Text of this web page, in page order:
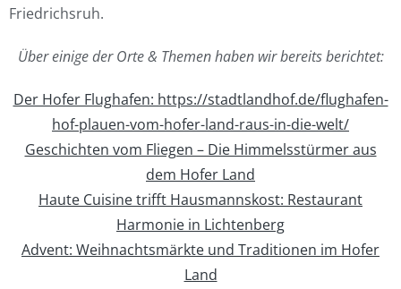
Friedrichsruh.
Über einige der Orte & Themen haben wir bereits berichtet:
Der Hofer Flughafen: https://stadtlandhof.de/flughafen-
hof-plauen-vom-hofer-land-raus-in-die-welt/
Geschichten vom Fliegen – Die Himmelsstürmer aus
dem Hofer Land
Haute Cuisine trifft Hausmannskost: Restaurant
Harmonie in Lichtenberg
Advent: Weihnachtsmärkte und Traditionen im Hofer
Land